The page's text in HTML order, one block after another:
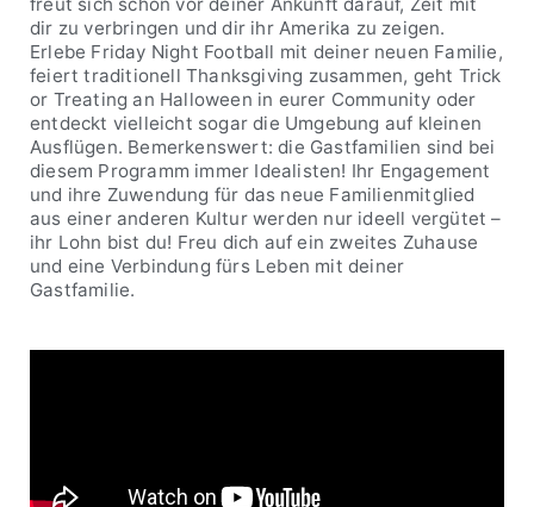
dir zu verbringen und dir ihr Amerika zu zeigen.
Erlebe Friday Night Football mit deiner neuen Familie,
feiert traditionell Thanksgiving zusammen, geht Trick
or Treating an Halloween in eurer Community oder
entdeckt vielleicht sogar die Umgebung auf kleinen
Ausflügen. Bemerkenswert: die Gastfamilien sind bei
diesem Programm immer Idealisten! Ihr Engagement
und ihre Zuwendung für das neue Familienmitglied
aus einer anderen Kultur werden nur ideell vergütet –
ihr Lohn bist du! Freu dich auf ein zweites Zuhause
und eine Verbindung fürs Leben mit deiner
Gastfamilie.